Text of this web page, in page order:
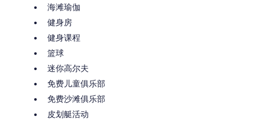
海滩瑜伽
健身房
健身课程
篮球
迷你高尔夫
免费儿童俱乐部
免费沙滩俱乐部
皮划艇活动